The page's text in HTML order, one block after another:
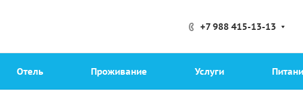
+7 988 415-13-13
Отель Проживание Услуги